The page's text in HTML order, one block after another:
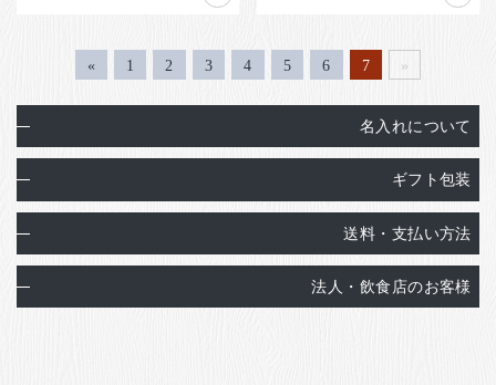
« 1 2 3 4 5 6 7 »
名入れについて
ギフト包装
送料・支払い方法
法人・飲食店のお客様